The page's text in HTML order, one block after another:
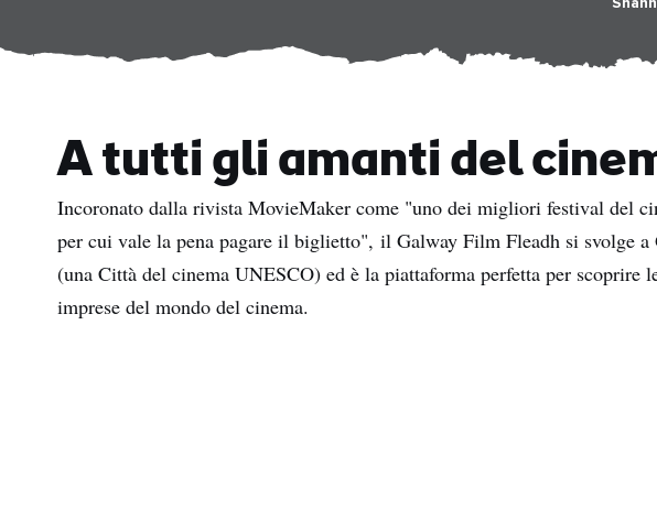
A tutti gli amanti del
Incoronato dalla rivista MovieMaker come "uno dei migliori festival del
per cui vale la pena pagare il biglietto", il Galway Film Fleadh si svolge a
(una Città del cinema UNESCO) ed è la piattaforma perfetta per scoprire
imprese del mondo del cinema.